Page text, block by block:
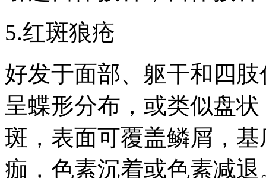
5.红斑狼疮
好发于面部、躯干和四
呈蝶形分布，或类似盘
斑，表面可覆盖鳞屑，
痂，色素沉着或色素减退